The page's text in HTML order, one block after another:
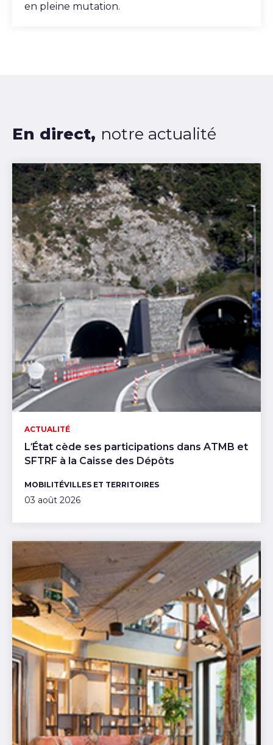
en pleine mutation.
En direct, notre actualité
L’État cède ses participations dans ATMB et
SFTRF à la Caisse des Dépôts
ACTUALITÉ
MOBILITÉVILLES ET TERRITOIRES
03 août 2026